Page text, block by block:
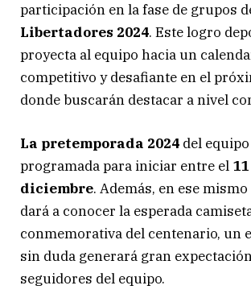
participación en la fase de grupos
Libertadores 2024. Este logro
proyecta al equipo hacia un
competitivo y desafiante en el
donde buscarán destacar a nivel
La pretemporada 2024 del
programada para iniciar entre el
diciembre. Además, en ese
dará a conocer la esperada
conmemorativa del centenario, un
sin duda generará gran
seguidores del equipo.